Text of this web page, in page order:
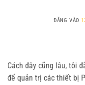
ĐĂNG VÀO
Cách đây cũng lâu, tôi
để quản trị các thiết bị